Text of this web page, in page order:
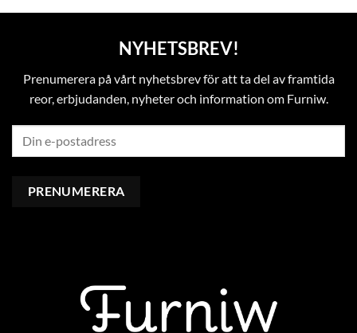
NYHETSBREV!
Prenumerera på vårt nyhetsbrev för att ta del av framtida
reor, erbjudanden, nyheter och information om Furniw.